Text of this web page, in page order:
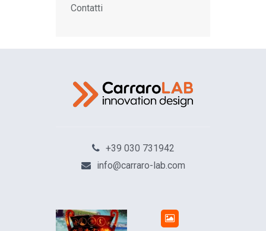
Contatti
+39 030 731942
info@carraro-lab.com